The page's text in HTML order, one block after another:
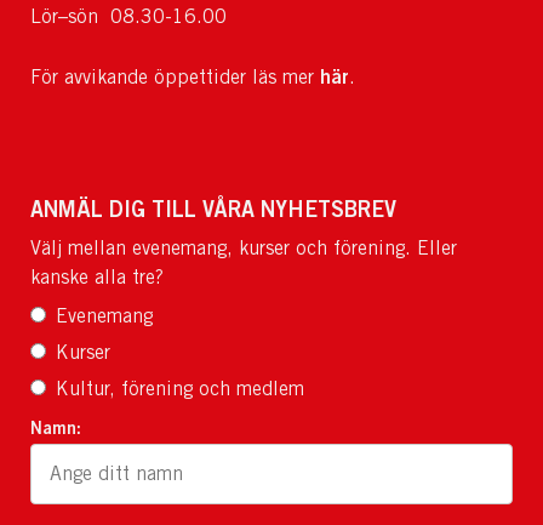
Lör–sön 08.30-16.00
För avvikande öppettider läs mer här.
ANMÄL DIG TILL VÅRA NYHETSBREV
Välj mellan evenemang, kurser och förening. Eller
kanske alla tre?
Evenemang
Kurser
Kultur, förening och medlem
Namn: